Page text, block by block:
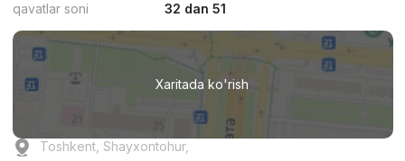
qavatlar soni
32 dan 51
Xaritada ko'rish
Toshkent, Shayxontohur,